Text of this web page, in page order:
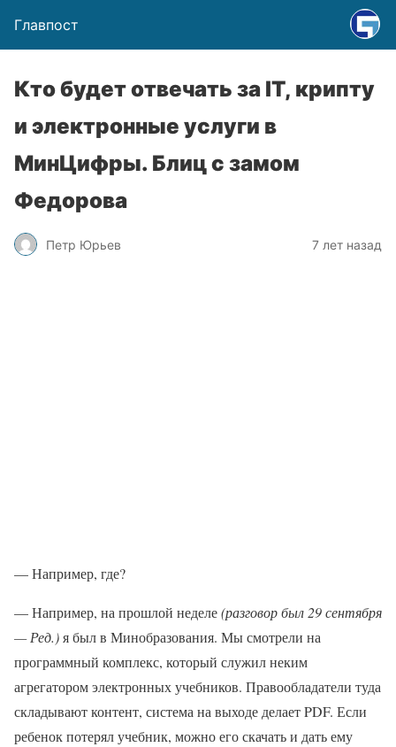
Главпост
Кто будет отвечать за IT, крипту
и электронные услуги в
МинЦифры. Блиц с замом
Федорова
Петр Юрьев 7 лет назад
— Например, где?
— Например, на прошлой неделе(разговор был 29 сентября
— Ред.)я был в Минобразования. Мы смотрели на
программный комплекс, который служил неким
агрегатором электронных учебников. Правообладатели туда
складывают контент, система на выходе делает PDF. Если
ребенок потерял учебник, можно его скачать и дать ему